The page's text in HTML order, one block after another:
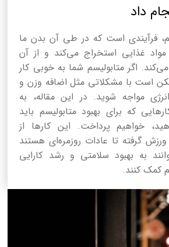
داد
فرآیندی است که در طی آن بدن ما
مواد غذایی استخراج می‌کند و از آن
اگر متابولیسم شما به خوبی کار
است با مشکلاتی مثل اضافه وزن و
مواجه شوید. در این مقاله، به
که برای بهبود متابولیسم باید
خواهیم پرداخت. این کارها از
گرفته تا عادات روزمره‌ای هستند
به بهبود سلامتی و رشد کارایی
کمک کنند.